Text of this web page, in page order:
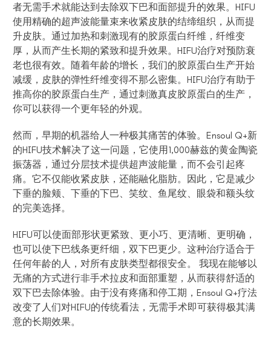
者无需手术就能达到去除双下巴和面部提升的效果。HIFU
使用精确的超声波能量束来收紧皮肤的结缔组织，从而提
升皮肤。通过加热和刺激现有的胶原蛋白纤维，纤维变
厚，从而产生长期的紧致和提升效果。 HIFU治疗对预防衰
老也很有效。随着年龄的增长，我们的胶原蛋白生产开始
减缓，皮肤的弹性纤维变得不那么密集。HIFU治疗有助于
推高你的胶原蛋白生产，通过刺激真皮胶原蛋白的生产，
你可以获得一个更年轻的外观。
然而，早期的机器给人一种极其痛苦的体验。Ensoul Q+新
的HIFU技术解决了这一问题，它使用1,000赫兹的黄金陶瓷
振荡器，通过分层技术提供超声波能量，而不会引起疼
痛。它不仅能收紧皮肤，还能融化脂肪。因此，它是减少
下垂的脸颊、下垂的下巴、笑纹、鱼尾纹、眼袋和额头纹
的完美选择。
HIFU可以使面部形状更紧致、更小巧、更清晰、更明确，
也可以使下巴线条更纤细，双下巴更少。这种治疗适合于
任何年龄的人，对所有皮肤类型都很安全。 我现在能够以
无痛的方式进行非手术拉皮和面部重塑，从而获得舒适的
双下巴去除体验。由于没有疼痛和停工期，Ensoul Q+疗法
改变了人们对HIFU的传统看法，无需手术即可获得极其满
意的长期效果。